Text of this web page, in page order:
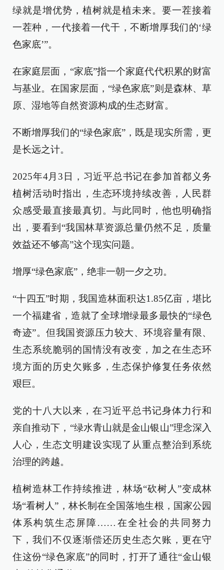
绿就是增优势，植树就是植未来。要一茬接着
一茬种，一代接着一代干，不断增厚我们的‘绿
色家底’”。
在家庭层面，“家底”指一个家庭代代积累的财富
与基业。在国家层面，“绿色家底”则是森林、草
原、湿地等自然资源构成的生态财富。
不断增厚我们的“绿色家底”，既是现实所需，更
是长远之计。
2025年4月3日，习近平总书记在参加首都义务
植树活动时指出，生态环境持续改善，人民群
众感受最直接最真切。与此同时，他也明确指
出，要看到“我国林草资源总量仍然不足，质量
效益还不够高”这个现实问题。
增厚“绿色家底”，绝非一朝一夕之功。
“十四五”时期，我国造林面积达1.85亿亩，堪比
一个福建省，造就了全球增绿最多最快的“绿色
奇迹”。但我国资源压力较大、环境容量有限、
生态系统脆弱的国情没有改变，加之在生态环
境方面的历史欠账多，生态保护修复任务依然
艰巨。
党的十八大以来，在习近平总书记身体力行和
亲自推动下，“绿水青山就是金山银山”理念深入
人心，生态文明建设实现了从重点整治到系统
治理的跨越。
植树造林工作持续推进，林场“砍树人”变成林
场“看树人”，林长制在全国落地生根，国家公园
体系构筑生态屏障……在全社会的共同努力
下，我们不仅逐渐偿还历史生态欠账，更在守
住这份“绿色家底”的同时，打开了通往“金山银